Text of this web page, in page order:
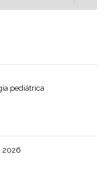
pediátrica
2026